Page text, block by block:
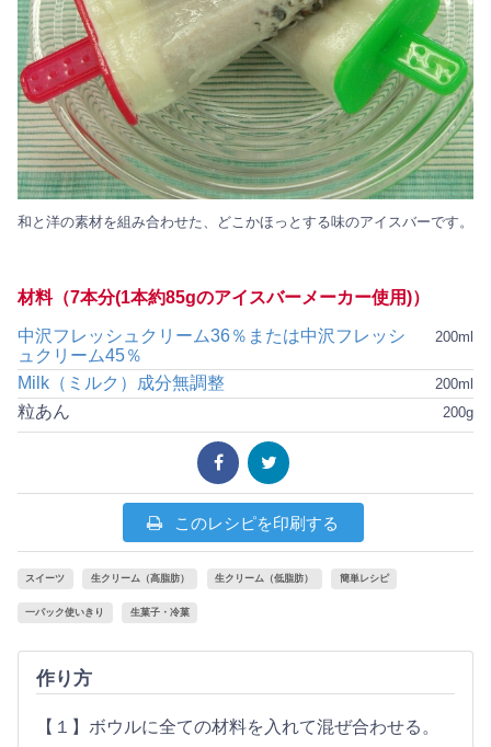
和と洋の素材を組み合わせた、どこかほっとする味のアイスバーです。
材料（7本分(1本約85gのアイスバーメーカー使用)）
200ml
中沢フレッシュクリーム36％または中沢フレッシ
ュクリーム45％
200ml
Milk（ミルク）成分無調整
200g
粒あん
このレシピを印刷する
スイーツ 生クリーム（高脂肪） 生クリーム（低脂肪） 簡単レシピ
一パック使いきり 生菓子・冷菓
作り方
【１】ボウルに全ての材料を入れて混ぜ合わせる。